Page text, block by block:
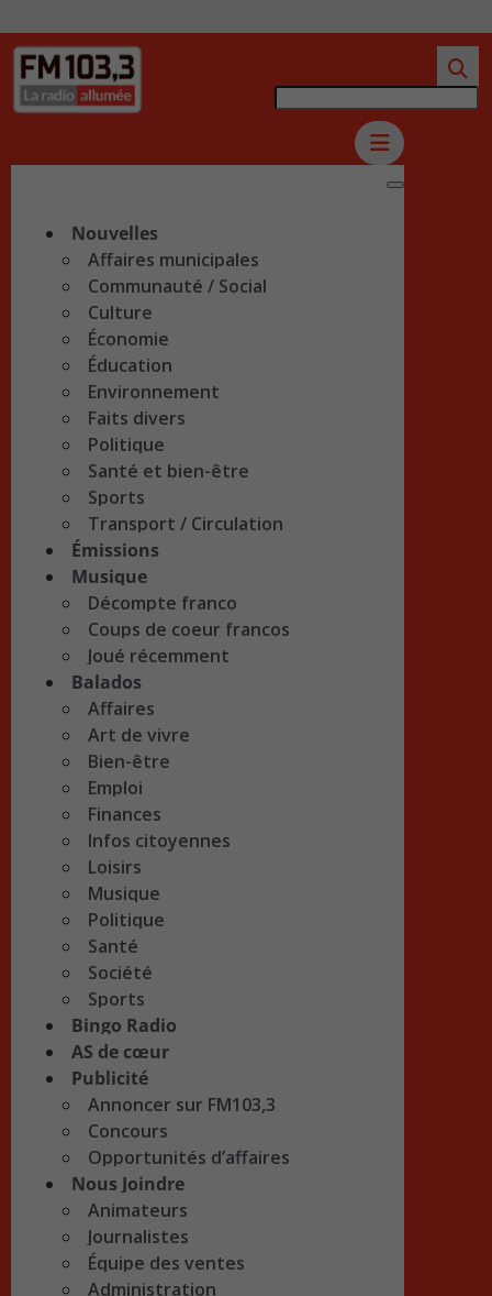
Nouvelles
Affaires municipales
Communauté / Social
Culture
Économie
Éducation
Environnement
Faits divers
Politique
Santé et bien-être
Sports
Transport / Circulation
Émissions
Musique
Décompte franco
Coups de coeur francos
Joué récemment
Balados
Affaires
Art de vivre
Bien-être
Emploi
Finances
Infos citoyennes
Loisirs
Musique
Politique
Santé
Société
Sports
Bingo Radio
AS de cœur
Publicité
Annoncer sur FM103,3
Concours
Opportunités d’affaires
Nous Joindre
Animateurs
Journalistes
Équipe des ventes
Administration